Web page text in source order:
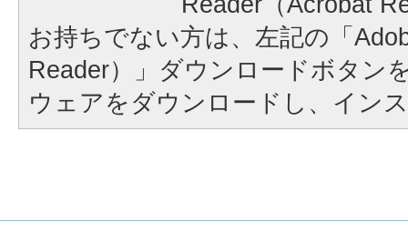
お持ちでない方は、左記の「
Reader）」ダウンロードボタン
ウェアをダウンロードし、イン